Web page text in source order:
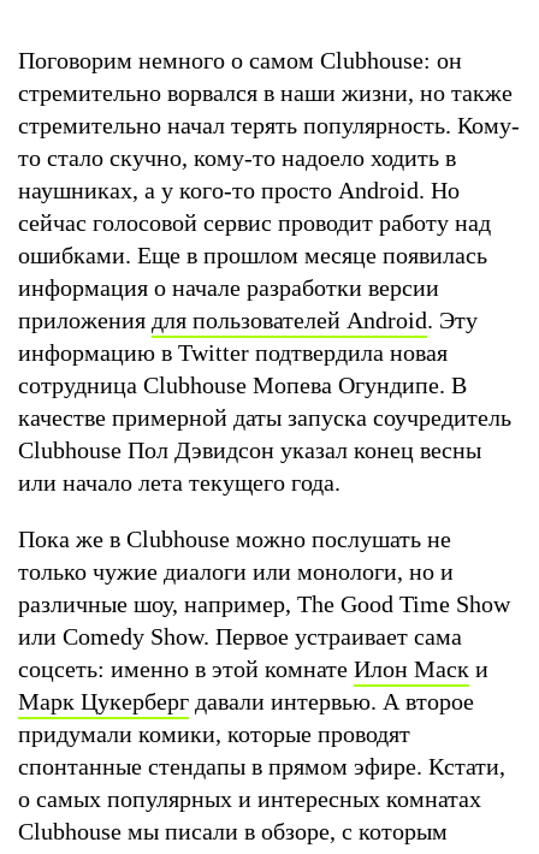
Поговорим немного о самом Clubhouse: он
стремительно ворвался в наши жизни, но также
стремительно начал терять популярность. Кому-
то стало скучно, кому-то надоело ходить в
наушниках, а у кого-то просто Android. Но
сейчас голосовой сервис проводит работу над
ошибками. Еще в прошлом месяце появилась
информация о начале разработки версии
приложения для пользователей Android. Эту
информацию в Twitter подтвердила новая
сотрудница Clubhouse Мопева Огундипе. В
качестве примерной даты запуска соучредитель
Clubhouse Пол Дэвидсон указал конец весны
или начало лета текущего года.
Пока же в Clubhouse можно послушать не
только чужие диалоги или монологи, но и
различные шоу, например, The Good Time Show
или Comedy Show. Первое устраивает сама
соцсеть: именно в этой комнате Илон Маск и
Марк Цукерберг давали интервью. А второе
придумали комики, которые проводят
спонтанные стендапы в прямом эфире. Кстати,
о самых популярных и интересных комнатах
Clubhouse мы писали в обзоре, с которым